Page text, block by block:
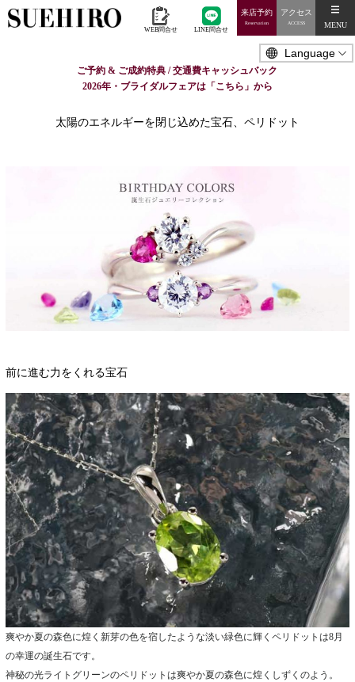
WEB問合せ LINE問合せ
来店予約
Reservation
アクセス
ACCESS MENU
ご予約 & ご成約特典 / 交通費キャッシュバック
2026年・ブライダルフェアは「こちら」から
太陽のエネルギーを閉じ込めた宝石、ペリドット
前に進む力をくれる宝石
爽やか夏の森色に煌く新芽の色を宿したような淡い緑色に輝くペリドットは8月
の幸運の誕生石です。
神秘の光ライトグリーンのペリドットは爽やか夏の森色に煌くしずくのよう。